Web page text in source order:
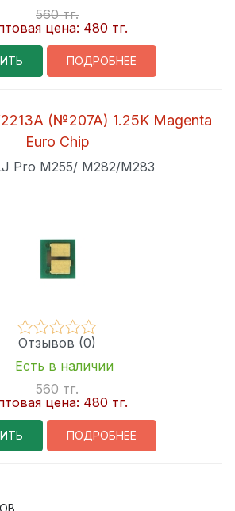
560 тг.
цена: 480 тг.
ПОДРОБНЕЕ
(№207A) 1.25K Magenta
Euro Chip
Pro M255/ M282/M283
Отзывов (0)
Есть в наличии
560 тг.
цена: 480 тг.
ПОДРОБНЕЕ